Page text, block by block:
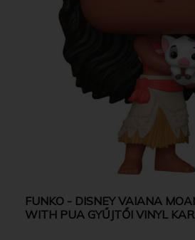
FUNKO - DISNEY VAIANA
WITH PUA GYŰJTŐI VINYL